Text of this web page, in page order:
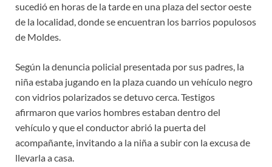
sucedió en horas de la tarde en una plaza del sector oeste
de la localidad, donde se encuentran los barrios populosos
de Moldes.
Según la denuncia policial presentada por sus padres, la
niña estaba jugando en la plaza cuando un vehículo negro
con vidrios polarizados se detuvo cerca. Testigos
afirmaron que varios hombres estaban dentro del
vehículo y que el conductor abrió la puerta del
acompañante, invitando a la niña a subir con la excusa de
llevarla a casa.